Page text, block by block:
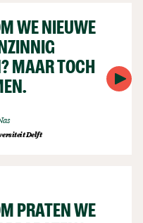
WE NIEUWE
MAAR TOCH
Delft
PRATEN WE